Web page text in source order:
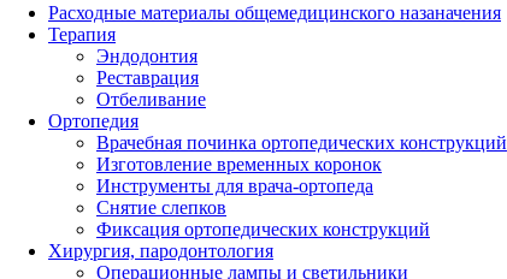
Расходные материалы общемедицинского назаначения
Терапия
Эндодонтия
Реставрация
Отбеливание
Ортопедия
Врачебная починка ортопедических конструкций
Изготовление временных коронок
Инструменты для врача-ортопеда
Снятие слепков
Фиксация ортопедических конструкций
Хирургия, пародонтология
Операционные лампы и светильники